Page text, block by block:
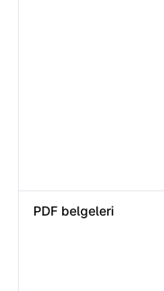
PDF belgeleri